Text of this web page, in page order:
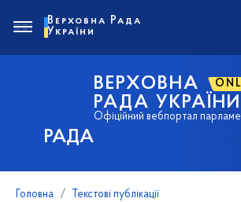
РАДА
ВЕРХОВНА
РАДА УКРАЇНИ
Офіційний вебпортал
Верховна Рада
України
Головна
Текстові публікації